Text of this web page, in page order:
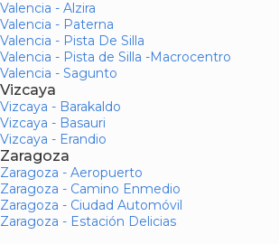
Valencia - Alzira
Valencia - Paterna
Valencia - Pista De Silla
Valencia - Pista de Silla -Macrocentro
Valencia - Sagunto
Vizcaya
Vizcaya - Barakaldo
Vizcaya - Basauri
Vizcaya - Erandio
Zaragoza
Zaragoza - Aeropuerto
Zaragoza - Camino Enmedio
Zaragoza - Ciudad Automóvil
Zaragoza - Estación Delicias